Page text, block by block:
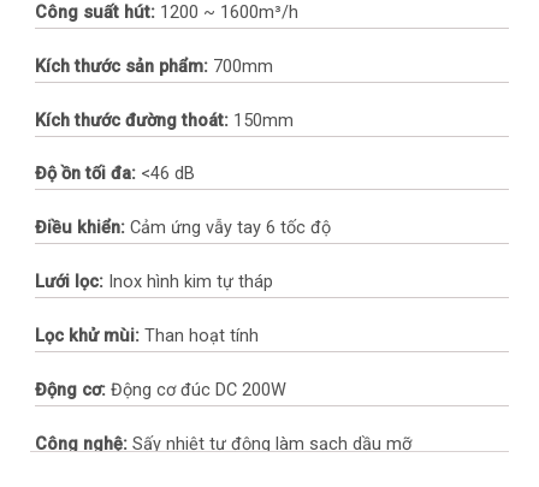
Công suất hút: 1200 ~ 1600m³/h
Kích thước sản phẩm: 700mm
Kích thước đường thoát: 150mm
Độ ồn tối đa: <46 dB
Điều khiển: Cảm ứng vẫy tay 6 tốc độ
Lưới lọc: Inox hình kim tự tháp
Lọc khử mùi: Than hoạt tính
Động cơ: Động cơ đúc DC 200W
Công nghệ: Sấy nhiệt tự động làm sạch dầu mỡ